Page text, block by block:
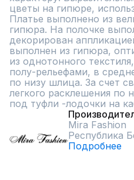
цветы на гипюре,
Платье выполнено из
гипюра. На полочке
декорирован
выполнен из гипюра,
из однотонного
полу-рельефами, в
по низу шлица. За счет
легкого расклешения по
под туфли -лодочки на
Mira Fashion
Республика
Подробнее